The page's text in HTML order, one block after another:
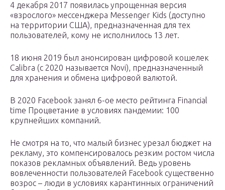
4 декабря 2017 появилась упрощенная версия
«взрослого» мессенджера Messenger Kids (доступно
на территории США), предназначенная для тех
пользователей, кому не исполнилось 13 лет.
18 июня 2019 был анонсирован цифровой кошелек
Calibra (с 2020 называется Novi), предназначенный
для хранения и обмена цифровой валютой.
В 2020 Facebook занял 6-ое место рейтинга Financial
time Процветание в условиях пандемии: 100
крупнейших компаний.
Не смотря на то, что малый бизнес урезал бюджет на
рекламу, это компенсировалось резким ростом числа
показов рекламных объявлений. Ведь уровень
вовлеченности пользователей Facebook существенно
возрос – люди в условиях карантинных ограничений